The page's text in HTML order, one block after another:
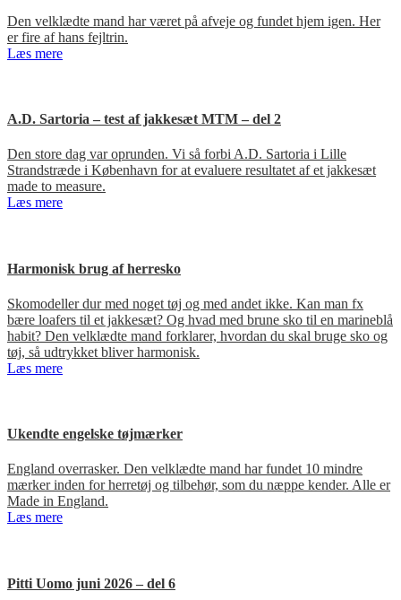
Den velklædte mand har været på afveje og fundet hjem igen. Her
er fire af hans fejltrin.
Læs mere
A.D. Sartoria – test af jakkesæt MTM – del 2
Den store dag var oprunden. Vi så forbi A.D. Sartoria i Lille
Strandstræde i København for at evaluere resultatet af et jakkesæt
made to measure.
Læs mere
Harmonisk brug af herresko
Skomodeller dur med noget tøj og med andet ikke. Kan man fx
bære loafers til et jakkesæt? Og hvad med brune sko til en marineblå
habit? Den velklædte mand forklarer, hvordan du skal bruge sko og
tøj, så udtrykket bliver harmonisk.
Læs mere
Ukendte engelske tøjmærker
England overrasker. Den velklædte mand har fundet 10 mindre
mærker inden for herretøj og tilbehør, som du næppe kender. Alle er
Made in England.
Læs mere
Pitti Uomo juni 2026 – del 6